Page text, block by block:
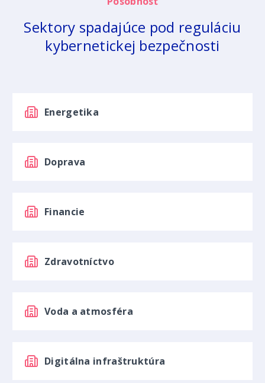
Sektory spadajúce pod reguláciu
kybernetickej bezpečnosti
Energetika
Doprava
Financie
Zdravotníctvo
Voda a atmosféra
Digitálna infraštruktúra